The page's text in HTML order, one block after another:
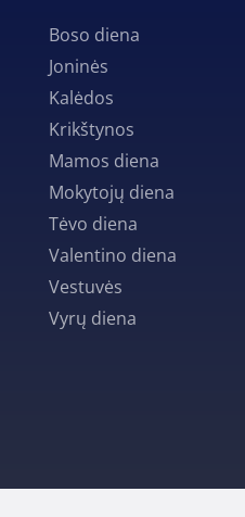
Boso diena
Joninės
Kalėdos
Krikštynos
Mamos diena
Mokytojų diena
Tėvo diena
Valentino diena
Vestuvės
Vyrų diena